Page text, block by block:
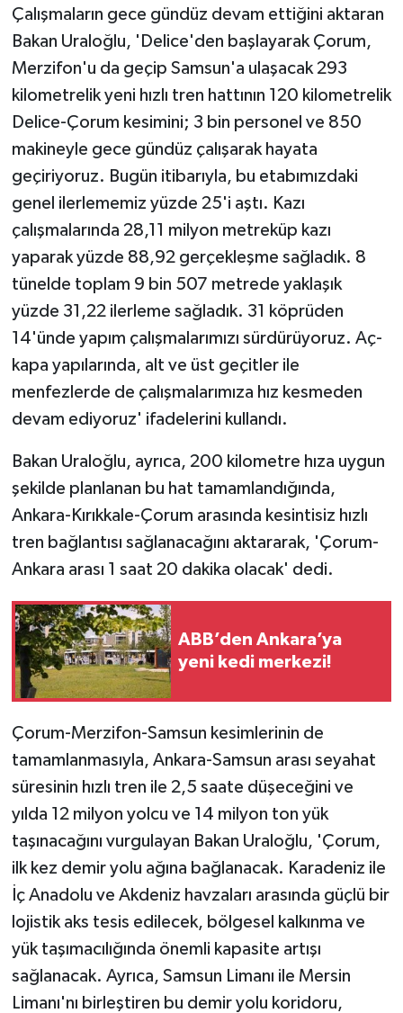
Çalışmaların gece gündüz devam ettiğini aktaran
Bakan Uraloğlu, 'Delice'den başlayarak Çorum,
Merzifon'u da geçip Samsun'a ulaşacak 293
kilometrelik yeni hızlı tren hattının 120 kilometrelik
Delice-Çorum kesimini; 3 bin personel ve 850
makineyle gece gündüz çalışarak hayata
geçiriyoruz. Bugün itibarıyla, bu etabımızdaki
genel ilerlememiz yüzde 25'i aştı. Kazı
çalışmalarında 28,11 milyon metreküp kazı
yaparak yüzde 88,92 gerçekleşme sağladık. 8
tünelde toplam 9 bin 507 metrede yaklaşık
yüzde 31,22 ilerleme sağladık. 31 köprüden
14'ünde yapım çalışmalarımızı sürdürüyoruz. Aç-
kapa yapılarında, alt ve üst geçitler ile
menfezlerde de çalışmalarımıza hız kesmeden
devam ediyoruz' ifadelerini kullandı.
Bakan Uraloğlu, ayrıca, 200 kilometre hıza uygun
şekilde planlanan bu hat tamamlandığında,
Ankara-Kırıkkale-Çorum arasında kesintisiz hızlı
tren bağlantısı sağlanacağını aktararak, 'Çorum-
Ankara arası 1 saat 20 dakika olacak' dedi.
ABB’den Ankara’ya
yeni kedi merkezi!
Çorum-Merzifon-Samsun kesimlerinin de
tamamlanmasıyla, Ankara-Samsun arası seyahat
süresinin hızlı tren ile 2,5 saate düşeceğini ve
yılda 12 milyon yolcu ve 14 milyon ton yük
taşınacağını vurgulayan Bakan Uraloğlu, 'Çorum,
ilk kez demir yolu ağına bağlanacak. Karadeniz ile
İç Anadolu ve Akdeniz havzaları arasında güçlü bir
lojistik aks tesis edilecek, bölgesel kalkınma ve
yük taşımacılığında önemli kapasite artışı
sağlanacak. Ayrıca, Samsun Limanı ile Mersin
Limanı'nı birleştiren bu demir yolu koridoru,